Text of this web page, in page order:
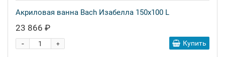
Акриловая ванна Bach Изабелла 150x100 L
23 866 ₽
+
- Купить